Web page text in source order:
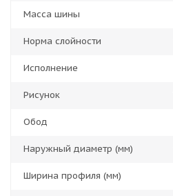
Масса шины
Норма слойности
Исполнение
Рисунок
Обод
Наружный диаметр (мм)
Ширина профиля (мм)